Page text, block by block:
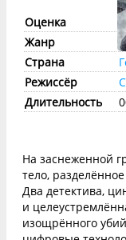
Оценка
Жанр
Страна
Режиссёр
Длительность
На заснеженной
тело,
Два детектива,
и
изощрённого